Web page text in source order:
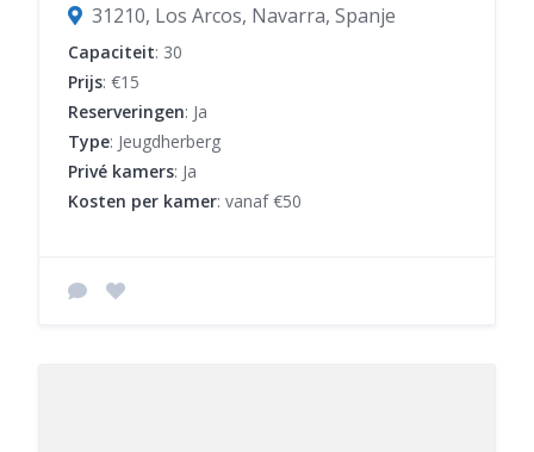
31210, Los Arcos, Navarra, Spanje
Capaciteit: 30
Prijs: €15
Reserveringen: Ja
Type: Jeugdherberg
Privé kamers: Ja
Kosten per kamer: vanaf €50